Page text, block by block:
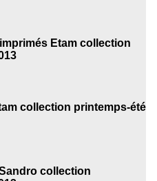
Etam collection
collection printemps-été
collection